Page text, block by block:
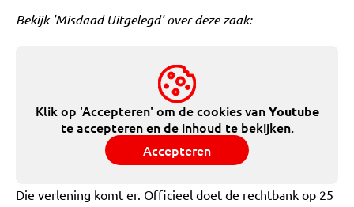
Bekijk 'Misdaad Uitgelegd' over deze zaak:
Klik op 'Accepteren' om de cookies vanYoutube
te accepteren en de inhoud te bekijken.
Accepteren
Die verlening komt er. Officieel doet de rechtbank op 25